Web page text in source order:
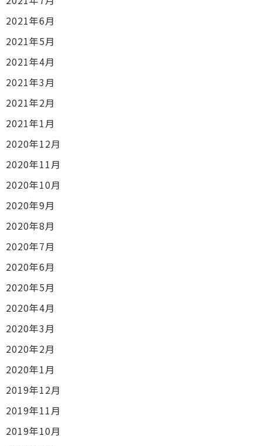
2021年6月
2021年5月
2021年4月
2021年3月
2021年2月
2021年1月
2020年12月
2020年11月
2020年10月
2020年9月
2020年8月
2020年7月
2020年6月
2020年5月
2020年4月
2020年3月
2020年2月
2020年1月
2019年12月
2019年11月
2019年10月